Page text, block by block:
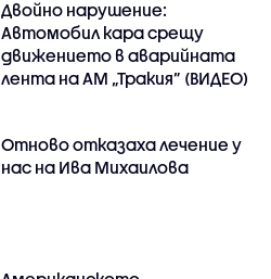
Двойно нарушение:
Автомобил кара срещу
движението в аварийната
лента на АМ „Тракия” (ВИДЕО)
Отново отказаха лечение у
нас на Ива Михаилова